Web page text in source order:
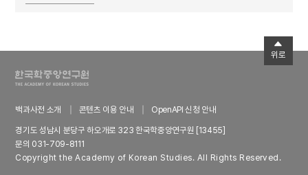
백과사전 소개 콘텐츠 이용 안내
OpenAPI 신청 안내
경기도 성남시 분당구 하오개로 323 한국학중앙연구원 [13455]
문의 031-709-8111
Copyright the Academy of Korean Studies. All Rights Reserved.
위로